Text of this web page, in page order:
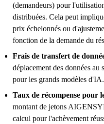
(demandeurs) pour
distribuées. Cela peut
prix échelonnés ou
fonction de la demande du
Frais de transfert de
déplacement des données au
pour les grands modèles d'IA.
Taux de récompense pour
montant de jetons
calcul pour l'achèvement